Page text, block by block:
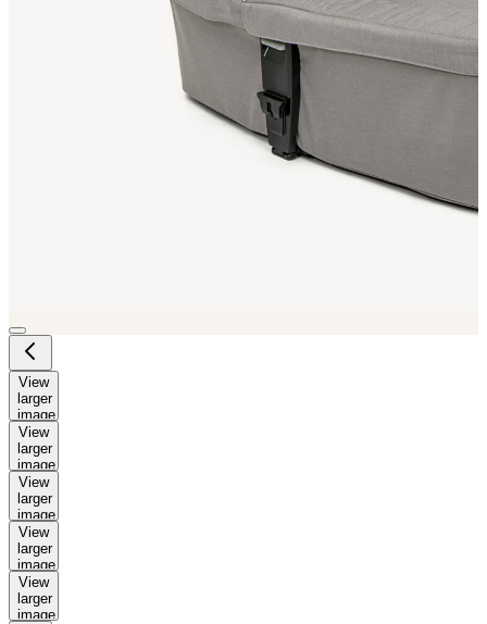
View
larger
image
View
larger
image
View
larger
image
View
larger
image
View
larger
image